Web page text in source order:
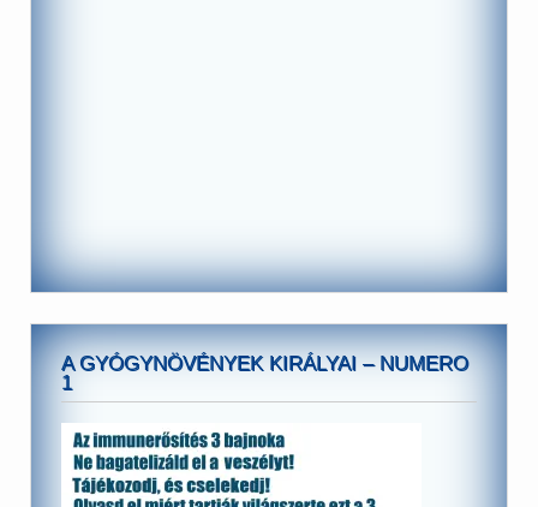
A GYÓGYNÖVÉNYEK KIRÁLYAI – NUMERO
1